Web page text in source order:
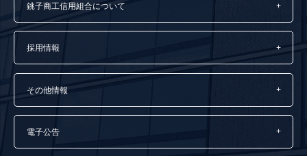
銚子商工信用組合について
採用情報
その他情報
電子公告